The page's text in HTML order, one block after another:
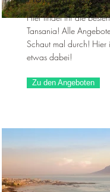
Hier findet ihr die
Tansania! Alle
Schaut mal durch! Hier
etwas dabei!
Zu den Angeboten